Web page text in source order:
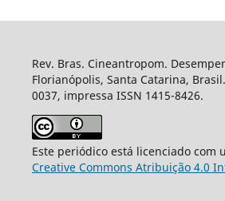
Rev. Bras. Cineantropom.
Florianópolis, Santa Catarina,
0037, impressa ISSN 1415-8426.
Este periódico está licenciado com
Creative Commons Atribuição 4.0